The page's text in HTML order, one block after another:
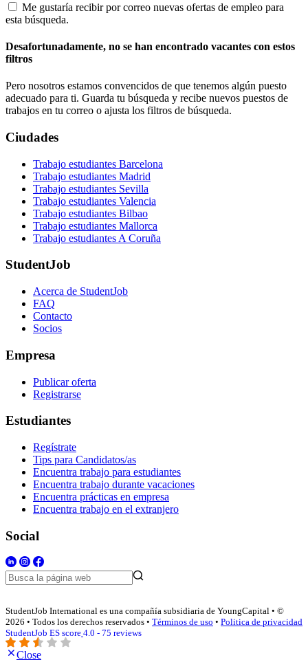
Me gustaría recibir por correo nuevas ofertas de empleo para
esta búsqueda.
Desafortunadamente, no se han encontrado vacantes con estos
filtros
Pero nosotros estamos convencidos de que tenemos algún puesto
adecuado para ti. Guarda tu búsqueda y recibe nuevos puestos de
trabajos en tu correo o ajusta los filtros de búsqueda.
Ciudades
Trabajo estudiantes Barcelona
Trabajo estudiantes Madrid
Trabajo estudiantes Sevilla
Trabajo estudiantes Valencia
Trabajo estudiantes Bilbao
Trabajo estudiantes Mallorca
Trabajo estudiantes A Coruña
StudentJob
Acerca de StudentJob
FAQ
Contacto
Socios
Empresa
Publicar oferta
Registrarse
Estudiantes
Regístrate
Tips para Candidatos/as
Encuentra trabajo para estudiantes
Encuentra trabajo durante vacaciones
Encuentra prácticas en empresa
Encuentra trabajo en el extranjero
Social
StudentJob International es una compañía subsidiaria de YoungCapital • ©
2026 • Todos los derechos reservados • Términos de uso • Politica de privacidad
StudentJob ES score 4.0 - 75 reviews
Close